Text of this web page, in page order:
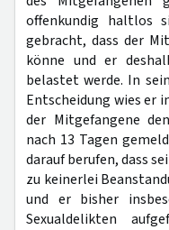
offenkundig haltlos
gebracht, dass der
könne und er
belastet werde. In
Entscheidung wies er
der Mitgefangene
nach 13 Tagen
darauf berufen, dass
zu keinerlei
und er bisher
Sexualdelikten